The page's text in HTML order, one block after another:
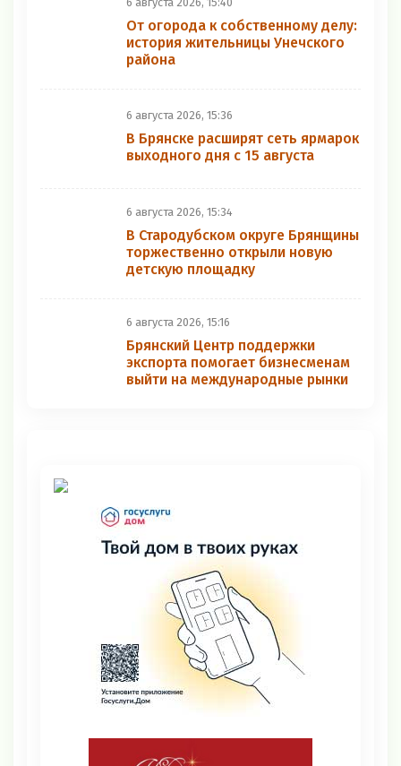
От огорода к собственному делу:
история жительницы Унечского
района
6 августа 2026, 15:36
В Брянске расширят сеть ярмарок
выходного дня с 15 августа
6 августа 2026, 15:34
В Стародубском округе Брянщины
торжественно открыли новую
детскую площадку
6 августа 2026, 15:16
Брянский Центр поддержки
экспорта помогает бизнесменам
выйти на международные рынки